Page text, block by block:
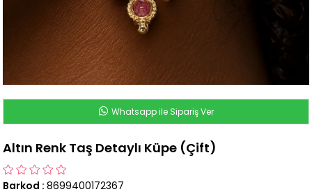
Whatsapp ile Sipariş Ver
Altın Renk Taş Detaylı Küpe (Çift)
Barkod : 8699400172367